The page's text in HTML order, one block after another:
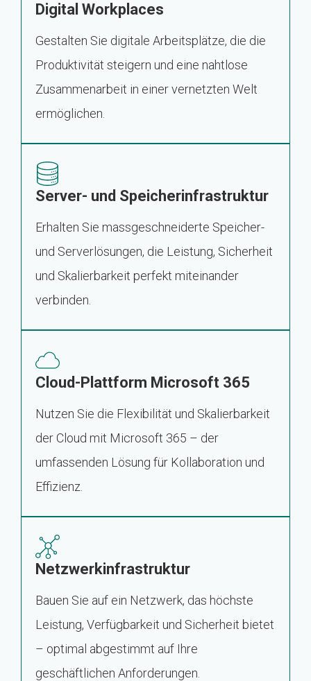
Digital Workplaces
Gestalten Sie digitale Arbeitsplätze, die die
Produktivität steigern und eine nahtlose
Zusammenarbeit in einer vernetzten Welt
ermöglichen.
Server- und Speicherinfrastruktur
Erhalten Sie massgeschneiderte Speicher-
und Serverlösungen, die Leistung, Sicherheit
und Skalierbarkeit perfekt miteinander
verbinden.
Cloud-Plattform Microsoft 365
Nutzen Sie die Flexibilität und Skalierbarkeit
der Cloud mit Microsoft 365 – der
umfassenden Lösung für Kollaboration und
Effizienz.
Netzwerkinfrastruktur
Bauen Sie auf ein Netzwerk, das höchste
Leistung, Verfügbarkeit und Sicherheit bietet
– optimal abgestimmt auf Ihre
geschäftlichen Anforderungen.